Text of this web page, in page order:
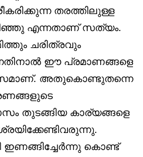
തരത്തിലുള്ള
എന്നതാണ് സത്യം.
ചരിത്രവും
ഈ പ്രമാണങ്ങളെ
അതുകൊണ്ടുതന്നെ
തുടങ്ങിയ കാര്യങ്ങളെ
ഇണങ്ങിച്ചേർന്നു കൊണ്ട്